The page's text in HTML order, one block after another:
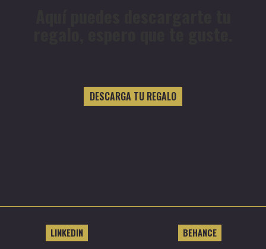
DESCARGA TU REGALO
LINKEDIN BEHANCE